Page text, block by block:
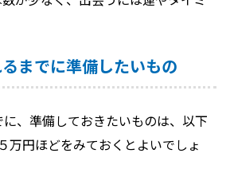
までに準備したいもの
、準備しておきたいものは、以下
万円ほどをみておくとよいでしょ